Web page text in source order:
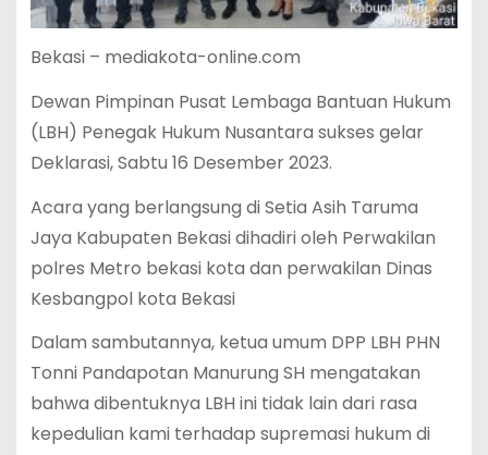
Bekasi – mediakota-online.com
Dewan Pimpinan Pusat Lembaga Bantuan Hukum
(LBH) Penegak Hukum Nusantara sukses gelar
Deklarasi, Sabtu 16 Desember 2023.
Acara yang berlangsung di Setia Asih Taruma
Jaya Kabupaten Bekasi dihadiri oleh Perwakilan
polres Metro bekasi kota dan perwakilan Dinas
Kesbangpol kota Bekasi
Dalam sambutannya, ketua umum DPP LBH PHN
Tonni Pandapotan Manurung SH mengatakan
bahwa dibentuknya LBH ini tidak lain dari rasa
kepedulian kami terhadap supremasi hukum di